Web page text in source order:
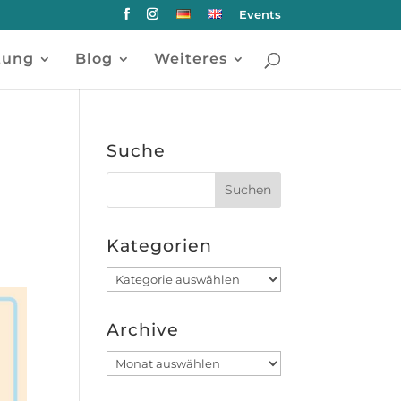
Events
Blog Weiteres
Suche
Kategorien
Kategorien
Archive
Archive